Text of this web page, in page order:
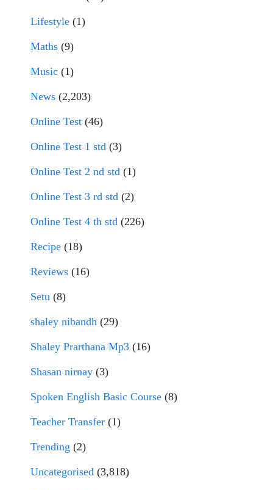
Lifestyle (1)
Maths (9)
Music (1)
News (2,203)
Online Test (46)
Online Test 1 std (3)
Online Test 2 nd std (1)
Online Test 3 rd std (2)
Online Test 4 th std (226)
Recipe (18)
Reviews (16)
Setu (8)
shaley nibandh (29)
Shaley Prarthana Mp3 (16)
Shasan nirnay (3)
Spoken English Basic Course (8)
Teacher Transfer (1)
Trending (2)
Uncategorised (3,818)